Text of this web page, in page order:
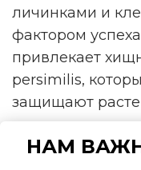
личинками и
фактором
привлекает
persimilis,
защищают
Учёные
НАМ